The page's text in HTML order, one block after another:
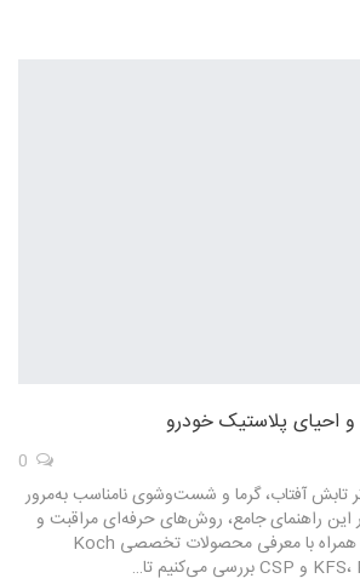
و احیای پلاستیک خودرو
تابش آفتاب، گرما و شست‌وشوی نامناسب به‌مرور
راهنمای جامع، روش‌های حرفه‌ای مراقبت و
احیای پلاستیک خودرو را همراه با معرفی محصولات تخصصی Koch